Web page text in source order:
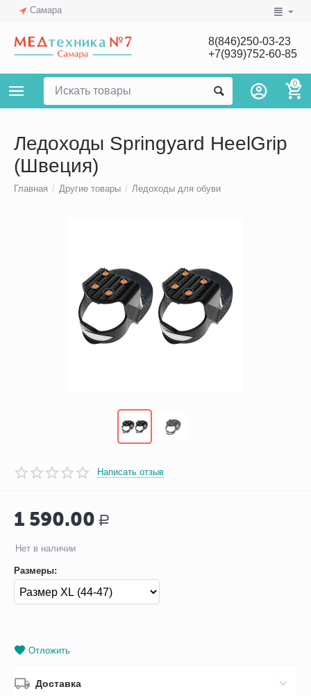
Самара
8(846)250-03-23
+7(939)752-60-85
0
Ледоходы Springyard HeelGrip
(Швеция)
Главная / Другие товары / Ледоходы для обуви
Написать отзыв
1 590.00 Р
Нет в наличии
Размеры:
Отложить
Доставка